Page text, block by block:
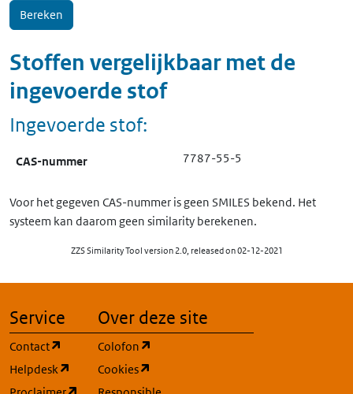
Stoffen vergelijkbaar met de
ingevoerde stof
Ingevoerde stof:
CAS-nummer 7787-55-5
Voor het gegeven CAS-nummer is geen SMILES bekend. Het
systeem kan daarom geen similarity berekenen.
ZZS Similarity Tool version 2.0, released on 02-12-2021
Service
Contact
(opent in een nieuw tabblad)
Helpdesk
(opent in een nieuw tabblad)
Over deze site
Colofon
Cookies